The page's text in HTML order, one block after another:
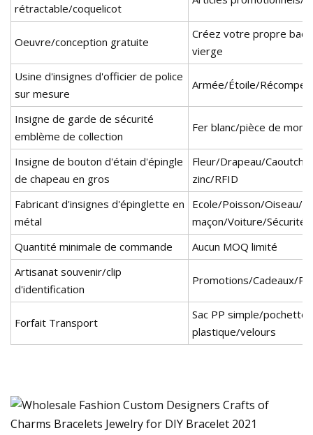
rétractable/coquelicot
Oeuvre/conception gratuite
Créez votre propre
vierge
Usine d'insignes d'officier de police
sur mesure
Armée/Étoile/
Insigne de garde de sécurité
emblème de collection
Fer blanc/pièce de
Insigne de bouton d'étain d'épingle
de chapeau en gros
Fleur/Drapeau/
zinc/RFID
Fabricant d'insignes d'épinglette en
métal
Ecole/Poisson/Oiseau/
maçon/Voiture/Sécurité
Quantité minimale de commande
Aucun MOQ limité
Artisanat souvenir/clip
d'identification
Promotions/Cadeaux/
Forfait Transport
Sac PP simple/
plastique/velours